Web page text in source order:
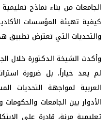
الجامعات من بناء نماذج
كيفية تهيئة المؤسسات
والتحديات التي تعترض تطبيق
وأكدت الشيخة الدكتورة خلال
لم يعد خياراً، بل ضرورة
العربية لمواجهة التحديات
الأدوار بين الجامعات
تعليمية مرنة، قادرة على